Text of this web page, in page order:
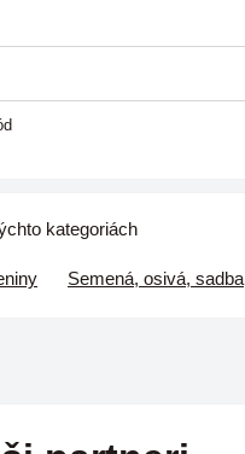
kategoriách
Semená, osivá, sadba